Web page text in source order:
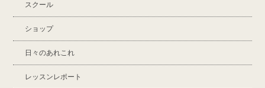
スクール
ショップ
日々のあれこれ
レッスンレポート